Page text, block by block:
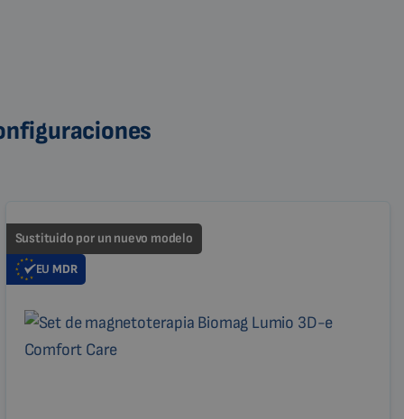
Sustituido por un nuevo modelo
EU MDR